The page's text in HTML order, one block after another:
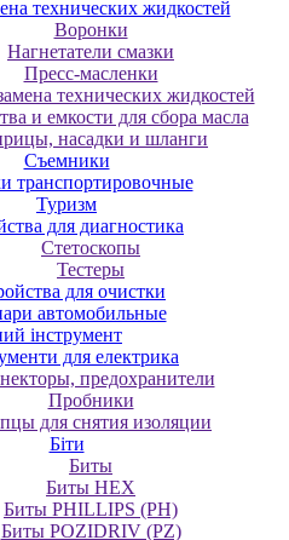
технических жидкостей
Воронки
Нагнетатели смазки
Пресс-масленки
технических жидкостей
и емкости для сбора масла
насадки и шланги
Съемники
транспортировочные
Туризм
для диагностика
Стетоскопы
Тестеры
для очистки
автомобильные
інструмент
для електрика
предохранители
Пробники
для снятия изоляции
Біти
Биты
Биты HEX
Биты PHILLIPS (PH)
Биты POZIDRIV (PZ)